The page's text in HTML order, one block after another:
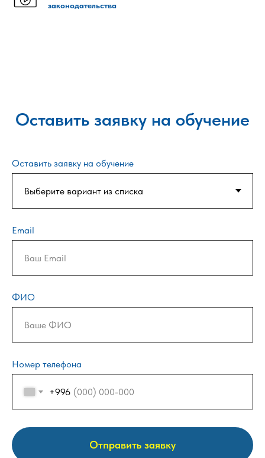
законодательства
Оставить заявку на обучение
Оставить заявку на обучение
Email
ФИО
Номер телефона
+996
Отправить заявку